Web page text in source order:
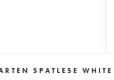
SPATLESE WHITE